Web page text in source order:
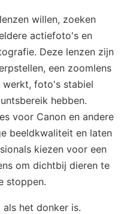
willen, zoeken
actiefoto's en
Deze lenzen zijn
een zoomlens
werkt, foto's stabiel
hebben.
voor Canon en andere
beeldkwaliteit en laten
kiezen voor een
om dichtbij dieren te
stoppen.
het donker is.